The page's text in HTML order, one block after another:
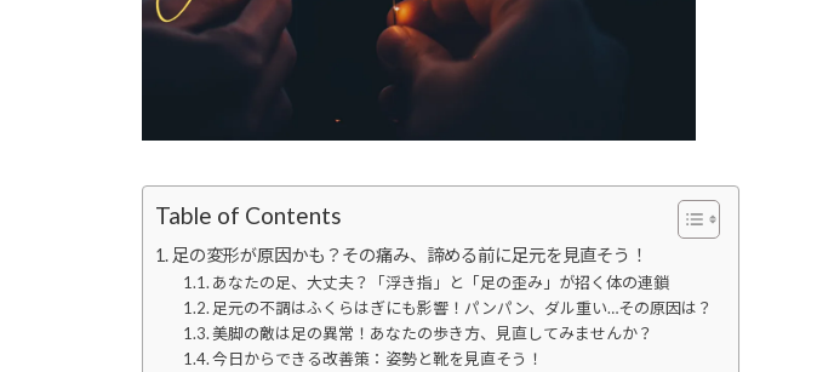
Table of Contents
足の変形が原因かも？その痛み、諦める前に足元を見直そう！
あなたの足、大丈夫？「浮き指」と「足の歪み」が招く体の連鎖
足元の不調はふくらはぎにも影響！パンパン、ダル重い…その原因は？
美脚の敵は足の異常！あなたの歩き方、見直してみませんか？
今日からできる改善策：姿勢と靴を見直そう！